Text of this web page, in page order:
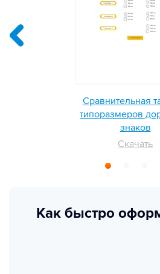
Сравнительная
типоразмеров
знаков
Скачать
Как быстро